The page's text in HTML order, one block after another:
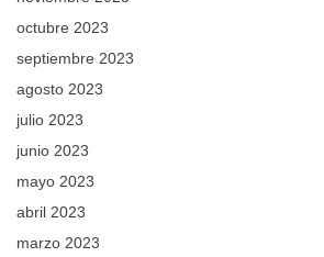
octubre 2023
septiembre 2023
agosto 2023
julio 2023
junio 2023
mayo 2023
abril 2023
marzo 2023